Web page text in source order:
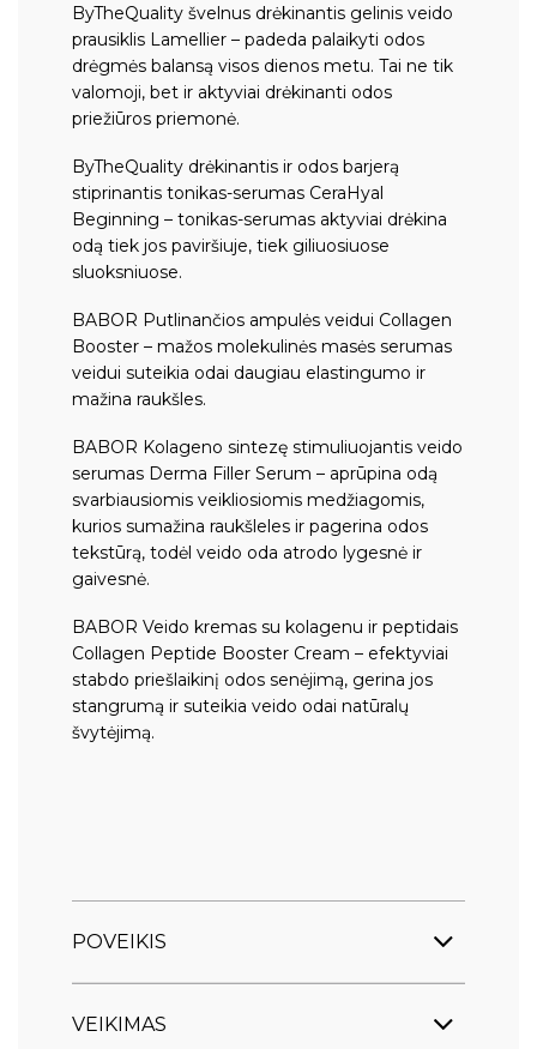
ByTheQuality švelnus drėkinantis gelinis veido
prausiklis Lamellier – padeda palaikyti odos
drėgmės balansą visos dienos metu. Tai ne tik
valomoji, bet ir aktyviai drėkinanti odos
priežiūros priemonė.
ByTheQuality drėkinantis ir odos barjerą
stiprinantis tonikas-serumas CeraHyal
Beginning – tonikas-serumas aktyviai drėkina
odą tiek jos paviršiuje, tiek giliuosiuose
sluoksniuose.
BABOR Putlinančios ampulės veidui Collagen
Booster – mažos molekulinės masės serumas
veidui suteikia odai daugiau elastingumo ir
mažina raukšles.
BABOR Kolageno sintezę stimuliuojantis veido
serumas Derma Filler Serum – aprūpina odą
svarbiausiomis veikliosiomis medžiagomis,
kurios sumažina raukšleles ir pagerina odos
tekstūrą, todėl veido oda atrodo lygesnė ir
gaivesnė.
BABOR Veido kremas su kolagenu ir peptidais
Collagen Peptide Booster Cream – efektyviai
stabdo priešlaikinį odos senėjimą, gerina jos
stangrumą ir suteikia veido odai natūralų
švytėjimą.
POVEIKIS
VEIKIMAS